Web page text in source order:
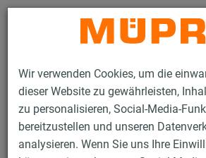
Wir verwenden Cookies, um die
dieser Website zu gewährleisten,
zu personalisieren, Social-Media-
bereitzustellen und unseren
analysieren. Wenn Sie uns Ihre
Produkte Befestigungstechnik
Rohrschellen